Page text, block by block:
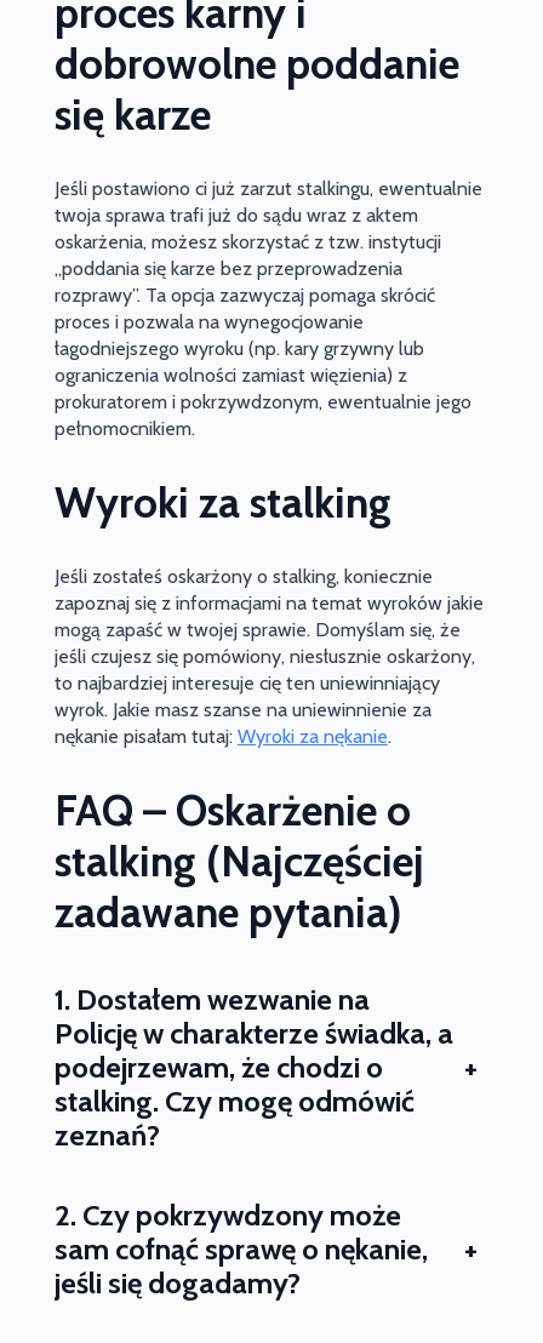
proces karny i
dobrowolne poddanie
się karze
Jeśli postawiono ci już zarzut stalkingu, ewentualnie
twoja sprawa trafi już do sądu wraz z aktem
oskarżenia, możesz skorzystać z tzw. instytucji
„poddania się karze bez przeprowadzenia
rozprawy”. Ta opcja zazwyczaj pomaga skrócić
proces i pozwala na wynegocjowanie
łagodniejszego wyroku (np. kary grzywny lub
ograniczenia wolności zamiast więzienia) z
prokuratorem i pokrzywdzonym, ewentualnie jego
pełnomocnikiem.
Wyroki za stalking
Jeśli zostałeś oskarżony o stalking, koniecznie
zapoznaj się z informacjami na temat wyroków jakie
mogą zapaść w twojej sprawie. Domyślam się, że
jeśli czujesz się pomówiony, niesłusznie oskarżony,
to najbardziej interesuje cię ten uniewinniający
wyrok. Jakie masz szanse na uniewinnienie za
nękanie pisałam tutaj: Wyroki za nękanie.
FAQ – Oskarżenie o
stalking (Najczęściej
zadawane pytania)
1. Dostałem wezwanie na
Policję w charakterze świadka, a
podejrzewam, że chodzi o
stalking. Czy mogę odmówić
zeznań?
+
2. Czy pokrzywdzony może
sam cofnąć sprawę o nękanie,
jeśli się dogadamy?
+